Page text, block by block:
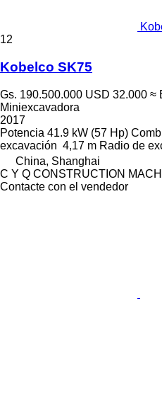
12
Kobelco SK75
Gs. 190.500.000 USD 32.000 ≈
Miniexcavadora
2017
Potencia 41.9 kW (57 Hp)
excavación 4,17 m Radio de
China, Shanghai
C Y Q CONSTRUCTION
Contacte con el vendedor